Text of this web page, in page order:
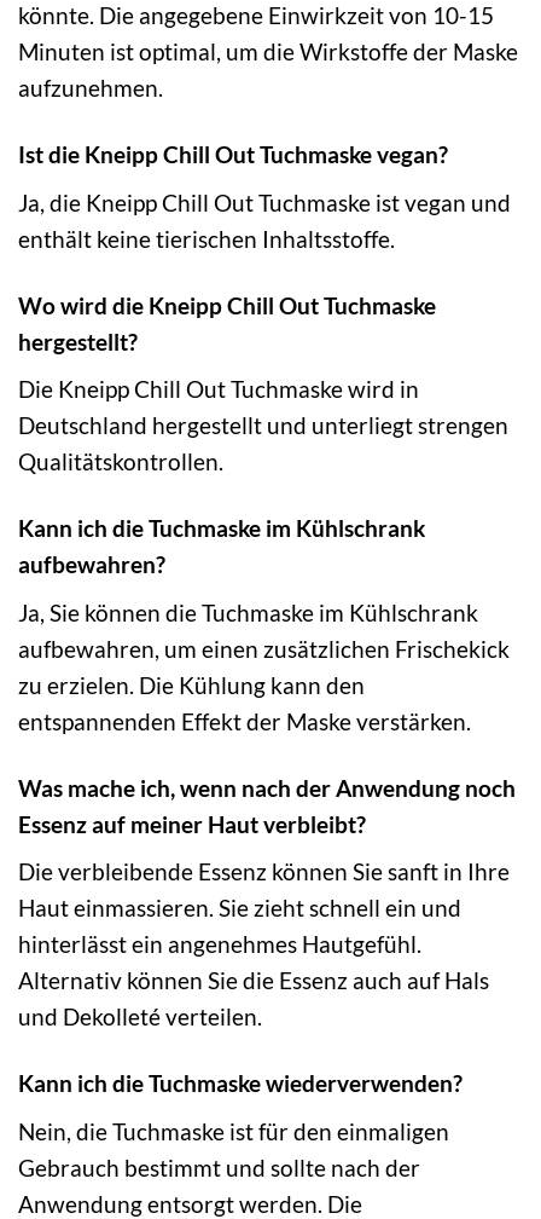
könnte. Die angegebene Einwirkzeit von 10-15
Minuten ist optimal, um die Wirkstoffe der Maske
aufzunehmen.
Ist die Kneipp Chill Out Tuchmaske vegan?
Ja, die Kneipp Chill Out Tuchmaske ist vegan und
enthält keine tierischen Inhaltsstoffe.
Wo wird die Kneipp Chill Out Tuchmaske
hergestellt?
Die Kneipp Chill Out Tuchmaske wird in
Deutschland hergestellt und unterliegt strengen
Qualitätskontrollen.
Kann ich die Tuchmaske im Kühlschrank
aufbewahren?
Ja, Sie können die Tuchmaske im Kühlschrank
aufbewahren, um einen zusätzlichen Frischekick
zu erzielen. Die Kühlung kann den
entspannenden Effekt der Maske verstärken.
Was mache ich, wenn nach der Anwendung noch
Essenz auf meiner Haut verbleibt?
Die verbleibende Essenz können Sie sanft in Ihre
Haut einmassieren. Sie zieht schnell ein und
hinterlässt ein angenehmes Hautgefühl.
Alternativ können Sie die Essenz auch auf Hals
und Dekolleté verteilen.
Kann ich die Tuchmaske wiederverwenden?
Nein, die Tuchmaske ist für den einmaligen
Gebrauch bestimmt und sollte nach der
Anwendung entsorgt werden. Die